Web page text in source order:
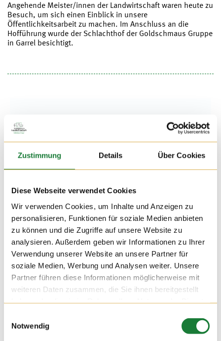
Zustimmung Details Über Cookies
Diese Webseite verwendet Cookies
Wir verwenden Cookies, um Inhalte und Anzeigen zu
personalisieren, Funktionen für soziale Medien anbieten
zu können und die Zugriffe auf unsere Website zu
analysieren. Außerdem geben wir Informationen zu Ihrer
Verwendung unserer Website an unsere Partner für
soziale Medien, Werbung und Analysen weiter. Unsere
Partner führen diese Informationen möglicherweise mit
weiteren Daten zusammen, die Sie ihnen bereitgestellt
Notwendig
Angehende Meister/innen der Landwirtschaft waren heute zu
Besuch, um sich einen Einblick in unsere
Öffentlichkeitsarbeit zu machen. Im Anschluss an die
Hofführung wurde der Schlachthof der Goldschmaus Gruppe
in Garrel besichtigt.
27. MAI 2019
Die aktuelle Kindergartenwoche der kath. Kindertagesstätte
St. Anna aus Bösel hat mit einem Besuch des
Hier haben die Kinder spielerisch einen Einblick in die